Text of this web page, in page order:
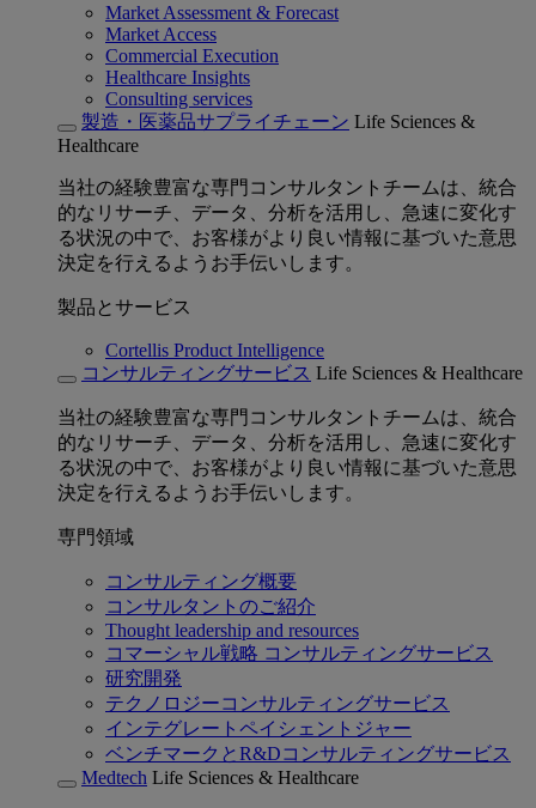
Market Assessment & Forecast
Market Access
Commercial Execution
Healthcare Insights
Consulting services
製造・医薬品サプライチェーン Life Sciences &
Healthcare
当社の経験豊富な専門コンサルタントチームは、統合
的なリサーチ、データ、分析を活用し、急速に変化す
る状況の中で、お客様がより良い情報に基づいた意思
決定を行えるようお手伝いします。
製品とサービス
Cortellis Product Intelligence
コンサルティングサービス Life Sciences & Healthcare
当社の経験豊富な専門コンサルタントチームは、統合
的なリサーチ、データ、分析を活用し、急速に変化す
る状況の中で、お客様がより良い情報に基づいた意思
決定を行えるようお手伝いします。
専門領域
コンサルティング概要
コンサルタントのご紹介
Thought leadership and resources
コマーシャル戦略 コンサルティングサービス
研究開発
テクノロジーコンサルティングサービス
インテグレートペイシェントジャー
ベンチマークとR&Dコンサルティングサービス
Medtech Life Sciences & Healthcare